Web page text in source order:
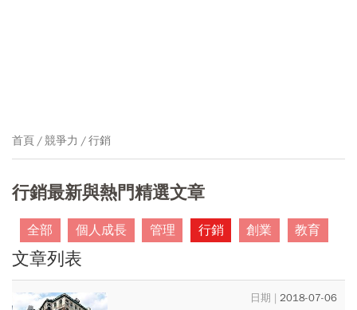
首頁 競爭力 行銷
行銷最新與熱門精選文章
全部 個人成長 管理 行銷 創業 教育
文章列表
2018-07-06